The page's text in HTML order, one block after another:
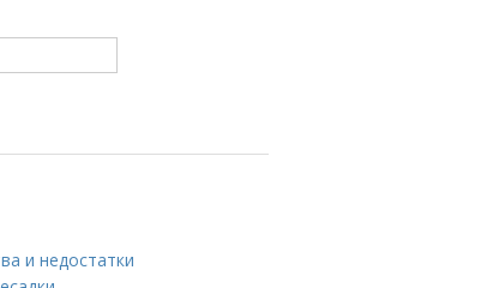
и недостатки